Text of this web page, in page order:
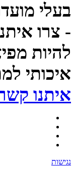
בעלי
- צרו
להיות
איכותי
איתנו
נגישות